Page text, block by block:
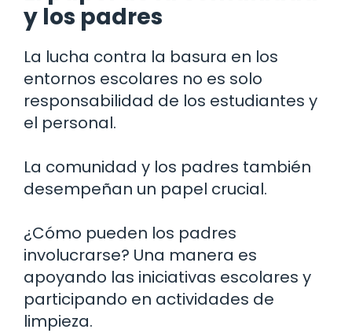
y los padres
La lucha contra la basura en los
entornos escolares no es solo
responsabilidad de los estudiantes y
el personal.
La comunidad y los padres también
desempeñan un papel crucial.
¿Cómo pueden los padres
involucrarse? Una manera es
apoyando las iniciativas escolares y
participando en actividades de
limpieza.